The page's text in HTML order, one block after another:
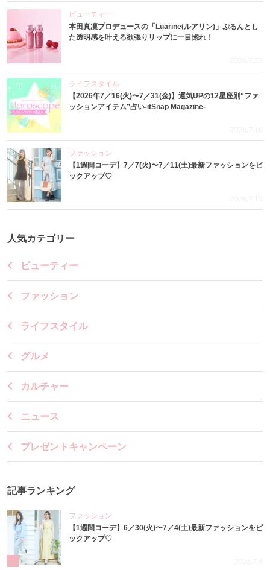
ビューティー
本田真凜プロデュースの「Luarine(ルアリン)」ぷるんとし
た透明感を叶える欲張りリップに一目惚れ！
2026.7.22
ライフスタイル
【2026年7／16(火)〜7／31(金)】運気UPの12星座別“ファ
ッションアイテム”占い-itSnap Magazine-
2026.7.16
ファッション
【1週間コーデ】7／7(火)〜7／11(土)最新ファッションをピ
ックアップ♡
2026.7.15
人気カテゴリー
ビューティー
ファッション
ライフスタイル
グルメ
カルチャー
ニュース
プレゼントキャンペーン
記事ランキング
ファッション
【1週間コーデ】6／30(火)〜7／4(土)最新ファッションをピ
ックアップ♡
2026.7.8